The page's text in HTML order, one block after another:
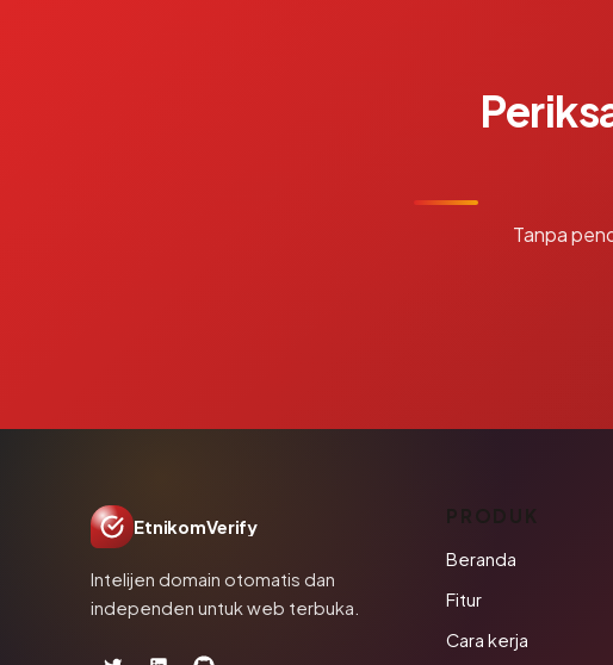
Tanpa
EtnikomVerify
Intelijen domain otomatis dan
independen untuk web terbuka.
PRODUK
Beranda
Fitur
Cara kerja